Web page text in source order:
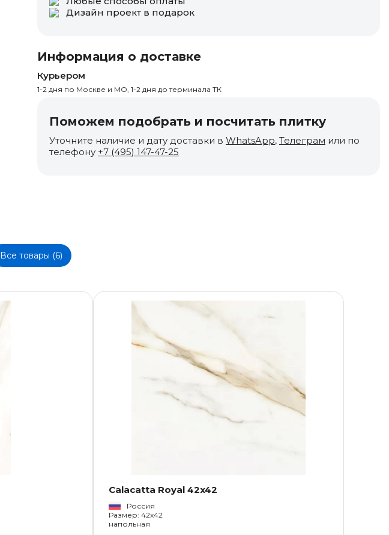
Дизайн проект в подарок
Информация о доставке
Курьером
1-2 дня по Москве и МО, 1-2 дня до терминала ТК
Поможем подобрать и посчитать плитку
Уточните наличие и дату доставки в WhatsApp, Телеграм или по
телефону +7 (495) 147-47-25
Все товары (6)
Calacatta Royal 42x42
Россия
Размер: 42x42
напольная